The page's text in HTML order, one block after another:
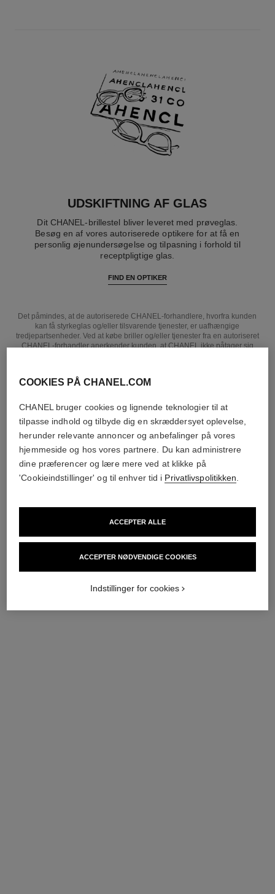
UDSKIFTNING AF GLAS
Dit CHANEL-brillestel bliver leveret med prøveglas.
Besøg en af vores autoriserede optikere for at få en
personlig øjenundersøgelse og tilpasning i forhold til
receptpligtige glas.
FIND EN OPTIKER
Det påmindes, at de autoriserede CHANEL-forhandlere, hvorfra kunden
kan få styrkeglas og/eller tilsvarende tjenester, er uafhængige
tredjepartsenheder. Ved at købe briller og/eller tjenester fra en autoriseret
CHANEL-forhandler anerkender kunden, at CHANEL ikke påtager sig
KØB SOLBRILLER
COOKIES PÅ CHANEL.COM
CHANEL bruger cookies og lignende teknologier til at
tilpasse indhold og tilbyde dig en skræddersyet oplevelse,
herunder relevante annoncer og anbefalinger på vores
hjemmeside og hos vores partnere. Du kan administrere
dine præferencer og lære mere ved at klikke på
'Cookieindstillinger' og til enhver tid i Privatlivspolitikken
ACCEPTER NØDVENDIGE COOKIES
ACCEPTER ALLE
Indstillinger for cookies